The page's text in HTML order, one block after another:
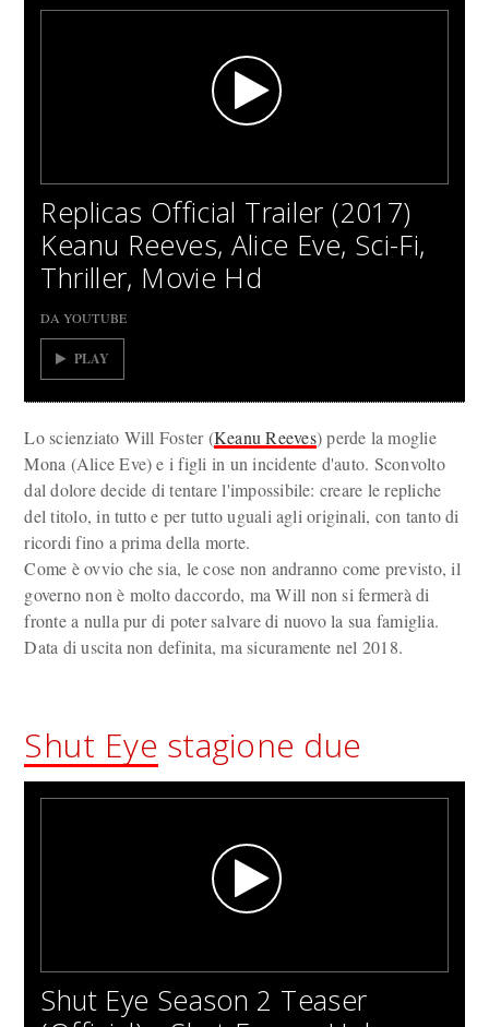
Replicas Official Trailer (2017)
Keanu Reeves, Alice Eve, Sci-Fi,
Thriller, Movie Hd
DA YOUTUBE
PLAY
Lo scienziato Will Foster (Keanu Reeves) perde la moglie
Mona (Alice Eve) e i figli in un incidente d'auto. Sconvolto
dal dolore decide di tentare l'impossibile: creare le repliche
del titolo, in tutto e per tutto uguali agli originali, con tanto di
ricordi fino a prima della morte.
Come è ovvio che sia, le cose non andranno come previsto, il
governo non è molto daccordo, ma Will non si fermerà di
fronte a nulla pur di poter salvare di nuovo la sua famiglia.
Data di uscita non definita, ma sicuramente nel 2018.
Shut Eye stagione due
Shut Eye Season 2 Teaser